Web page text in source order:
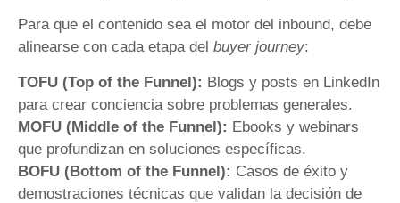
Para que el contenido sea el motor del inbound, debe
alinearse con cada etapa del buyer journey:
TOFU (Top of the Funnel): Blogs y posts en LinkedIn
para crear conciencia sobre problemas generales.
MOFU (Middle of the Funnel): Ebooks y webinars
que profundizan en soluciones específicas.
BOFU (Bottom of the Funnel): Casos de éxito y
demostraciones técnicas que validan la decisión de